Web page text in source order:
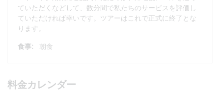
ていただくなどして、数分間で私たちのサービスを評価し
ていただければ幸いです。ツアーはこれで正式に終了とな
ります。
食事: 朝食
料金カレンダー